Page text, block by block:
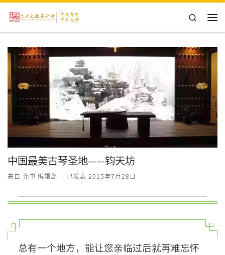
Skip to content
Search
中国最美古琴圣地——钧天坊
来自 允中 编辑部 | 已发表 2015年7月28日
总有一个地方，能让您亲临过后就再难忘怀